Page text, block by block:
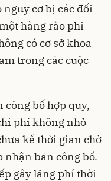
nguy cơ bị các đối
hàng rào phi
có cơ sở khoa
trong các cuộc
công bố hợp quy,
phí không nhỏ
kể thời gian chờ
nhận bản công bố.
gây lãng phí thời